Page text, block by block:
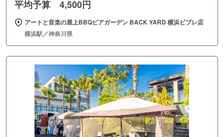
平均予算 4,500円
アートと音楽の屋上BBQビアガーデン BACK YARD 横浜ビブレ店
横浜駅／神奈川県